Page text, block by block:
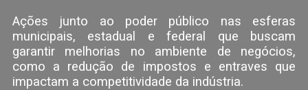
Ações junto ao poder público nas esferas
municipais, estadual e federal que buscam
garantir melhorias no ambiente de negócios,
como a redução de impostos e entraves que
impactam a competitividade da indústria.